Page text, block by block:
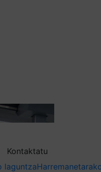
Kontaktatu
laguntza